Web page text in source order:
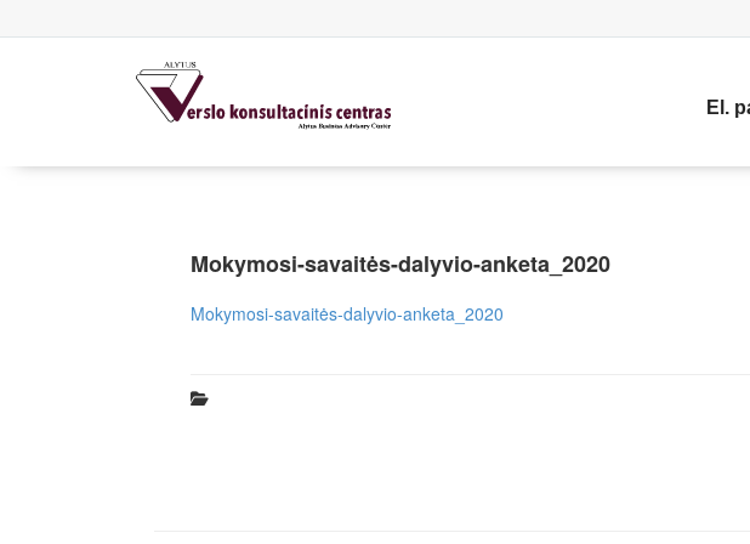
El.
Mokymosi-savaitės-dalyvio-anketa_2020
Mokymosi-savaitės-dalyvio-anketa_2020